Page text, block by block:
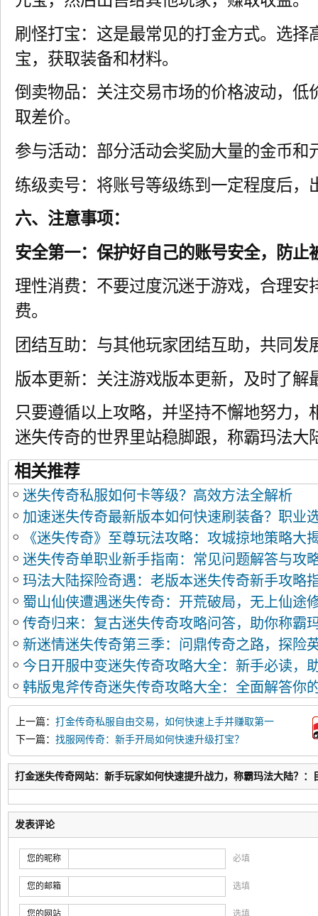
刷怪打宝：这是最常见的打金方式。选择
宝，获取装备和材料。
倒卖物品：关注交易市场的价格波动，低
取差价。
参与活动：部分活动会奖励大量的金币和
练级卖号：将账号等级练到一定程度后，
六、注意事项：
安全第一：保护好自己的账号安全，防止
理性消费：不要过度沉迷于游戏，合理安
费。
团结互助：与其他玩家团结互助，共同发
版本更新：关注游戏版本更新，及时了解
只要遵循以上攻略，并坚持不懈地努力，
迷失传奇的世界里站稳脚跟，称霸玛法大
相关推荐
迷失传奇私服如何卡等级？高效方法全解析
加速迷失传奇最新版本如何快速刷装备？职业
全解析？
《迷失传奇》至尊玩法攻略：攻城掠地策略大
迷失传奇单职业新手指南：常见问题解答与攻
玛法大陆探险奇遇：老版本迷失传奇新手攻略
蜀山仙侠遭遇迷失传奇：开荒破局，无上仙途
传奇归来：复古迷失传奇攻略问答，助你称霸
新迷情迷失传奇第三季：问鼎传奇之路，探险
今日开服中变迷失传奇攻略大全：新手必读，
克
韩版鬼斧传奇迷失传奇攻略大全：全面解答你
上一篇： 打金传奇私服自由交易，如何快速上手并赚取第一
桶金？
下一篇： 找服网传奇：新手开局如何快速升级打宝？
打金迷失传奇网站：新手玩家如何快速提升战力，称霸玛法大陆？：
发表评论
您的昵称 必填
您的邮箱 选填
您的网站 选填